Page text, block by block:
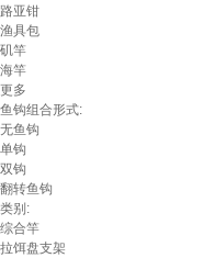
路亚钳
渔具包
矶竿
海竿
更多
鱼钩组合形式:
无鱼钩
单钩
双钩
翻转鱼钩
类别:
综合竿
拉饵盘支架